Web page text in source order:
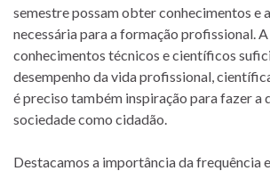
semestre possam obter conhecimentos e
necessária para a formação profissional.
conhecimentos técnicos e científicos
desempenho da vida profissional,
é preciso também inspiração para fazer a
sociedade como cidadão.
Destacamos a importância da frequência